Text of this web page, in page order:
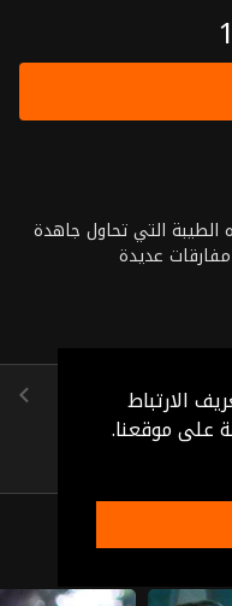
الارتباط
على موقعنا.
مسلسل هندي، يحكي قصة سالي الفتاه الطيبة التي تحاول جاهدة
عديدة